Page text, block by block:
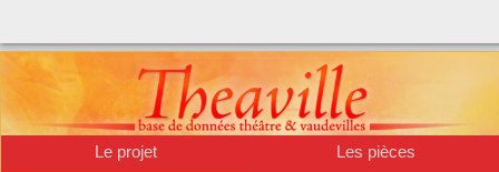
Le projet
Les pièces